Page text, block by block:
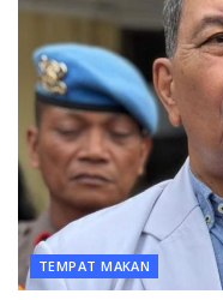
TEMPAT MAKAN